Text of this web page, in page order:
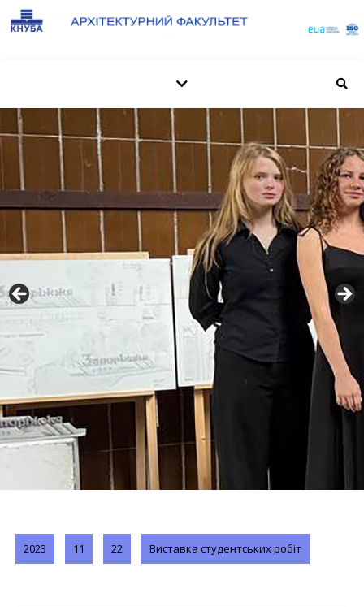
2023 11 22 Виставка студентських робіт